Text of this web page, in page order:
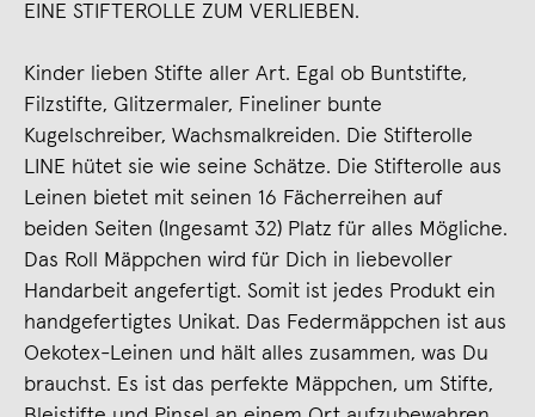
EINE STIFTEROLLE ZUM VERLIEBEN.
Kinder lieben Stifte aller Art. Egal ob Buntstifte,
Filzstifte, Glitzermaler, Fineliner bunte
Kugelschreiber, Wachsmalkreiden. Die Stifterolle
LINE hütet sie wie seine Schätze. Die Stifterolle aus
Leinen bietet mit seinen 16 Fächerreihen auf
beiden Seiten (Ingesamt 32) Platz für alles Mögliche.
Das Roll Mäppchen wird für Dich in liebevoller
Handarbeit angefertigt. Somit ist jedes Produkt ein
handgefertigtes Unikat. Das Federmäppchen ist aus
Oekotex-Leinen und hält alles zusammen, was Du
brauchst. Es ist das perfekte Mäppchen, um Stifte,